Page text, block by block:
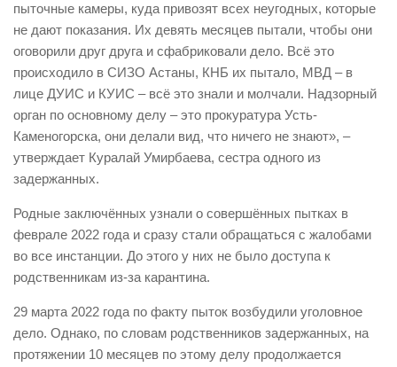
пыточные камеры, куда привозят всех неугодных, которые
не дают показания. Их девять месяцев пытали, чтобы они
оговорили друг друга и сфабриковали дело. Всё это
происходило в СИЗО Астаны, КНБ их пытало, МВД – в
лице ДУИС и КУИС – всё это знали и молчали. Надзорный
орган по основному делу – это прокуратура Усть-
Каменогорска, они делали вид, что ничего не знают», –
утверждает Куралай Умирбаева, сестра одного из
задержанных.
Родные заключённых узнали о совершённых пытках в
феврале 2022 года и сразу стали обращаться с жалобами
во все инстанции. До этого у них не было доступа к
родственникам из-за карантина.
29 марта 2022 года по факту пыток возбудили уголовное
дело. Однако, по словам родственников задержанных, на
протяжении 10 месяцев по этому делу продолжается